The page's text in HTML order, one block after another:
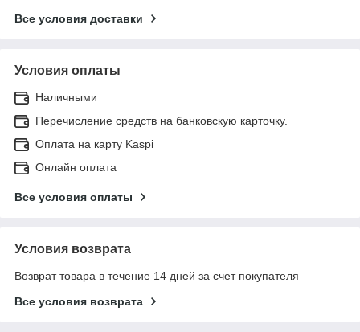
Все условия доставки
Условия оплаты
Наличными
Перечисление средств на банковскую карточку.
Оплата на карту Kaspi
Онлайн оплата
Все условия оплаты
Условия возврата
Возврат товара в течение 14 дней за счет покупателя
Все условия возврата